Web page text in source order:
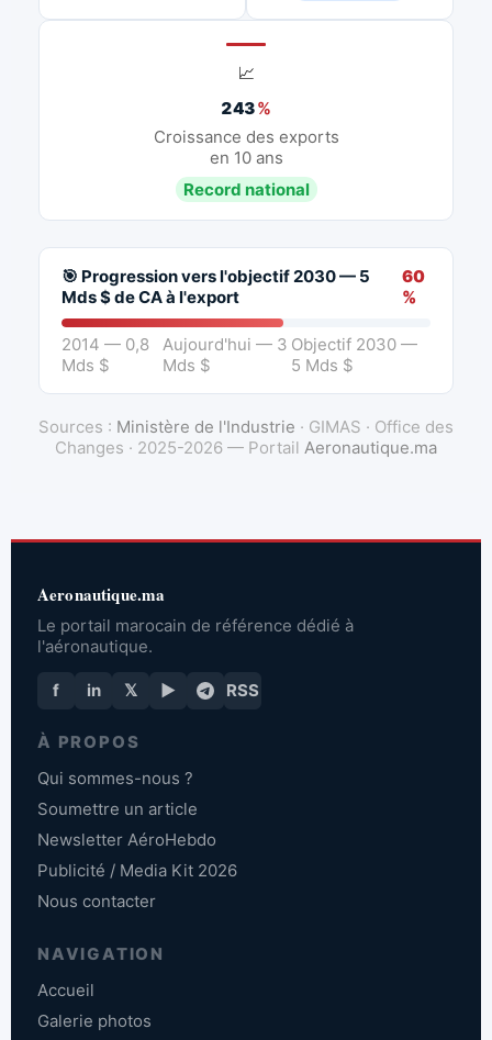
📈
243%
Croissance des exports
en 10 ans
Record national
🎯 Progression vers l'objectif 2030 — 5
Mds $ de CA à l'export
60
%
2014 — 0,8
Mds $
Aujourd'hui — 3
Mds $
Objectif 2030 —
5 Mds $
Sources : Ministère de l'Industrie · GIMAS · Office des
Changes · 2025-2026 — Portail Aeronautique.ma
Aeronautique.ma
Le portail marocain de référence dédié à
l'aéronautique.
f in 𝕏 ▶ RSS
À PROPOS
Qui sommes-nous ?
Soumettre un article
Newsletter AéroHebdo
Publicité / Media Kit 2026
Nous contacter
NAVIGATION
Accueil
Galerie photos